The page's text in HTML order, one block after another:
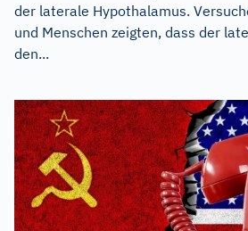
der laterale Hypothalamus.
und Menschen zeigten, dass der
den...